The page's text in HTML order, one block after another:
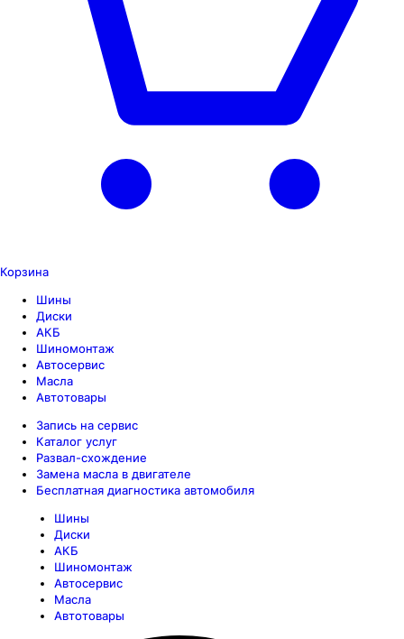
Корзина
Шины
Диски
АКБ
Шиномонтаж
Автосервис
Масла
Автотовары
Запись на сервис
Каталог услуг
Развал-схождение
Замена масла в двигателе
Бесплатная диагностика автомобиля
Шины
Диски
АКБ
Шиномонтаж
Автосервис
Масла
Автотовары